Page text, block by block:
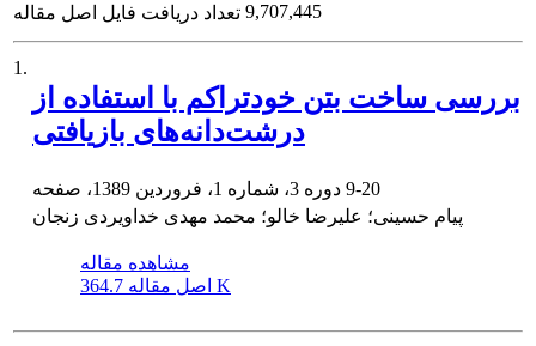
تعداد دریافت فایل اصل مقاله 9,707,445
1.
بررسی ساخت بتن خودتراکم با استفاده از
درشت‌دانه‌های بازیافتی
9-20
پیام حسینی؛ علیرضا خالو؛ محمد مهدی خداویردی زنجان
مشاهده مقاله
اصل مقاله 364.7 K